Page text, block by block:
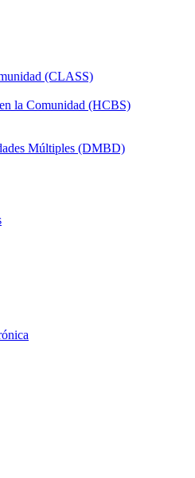
(CLASS)
la Comunidad (HCBS)
Múltiples (DMBD)